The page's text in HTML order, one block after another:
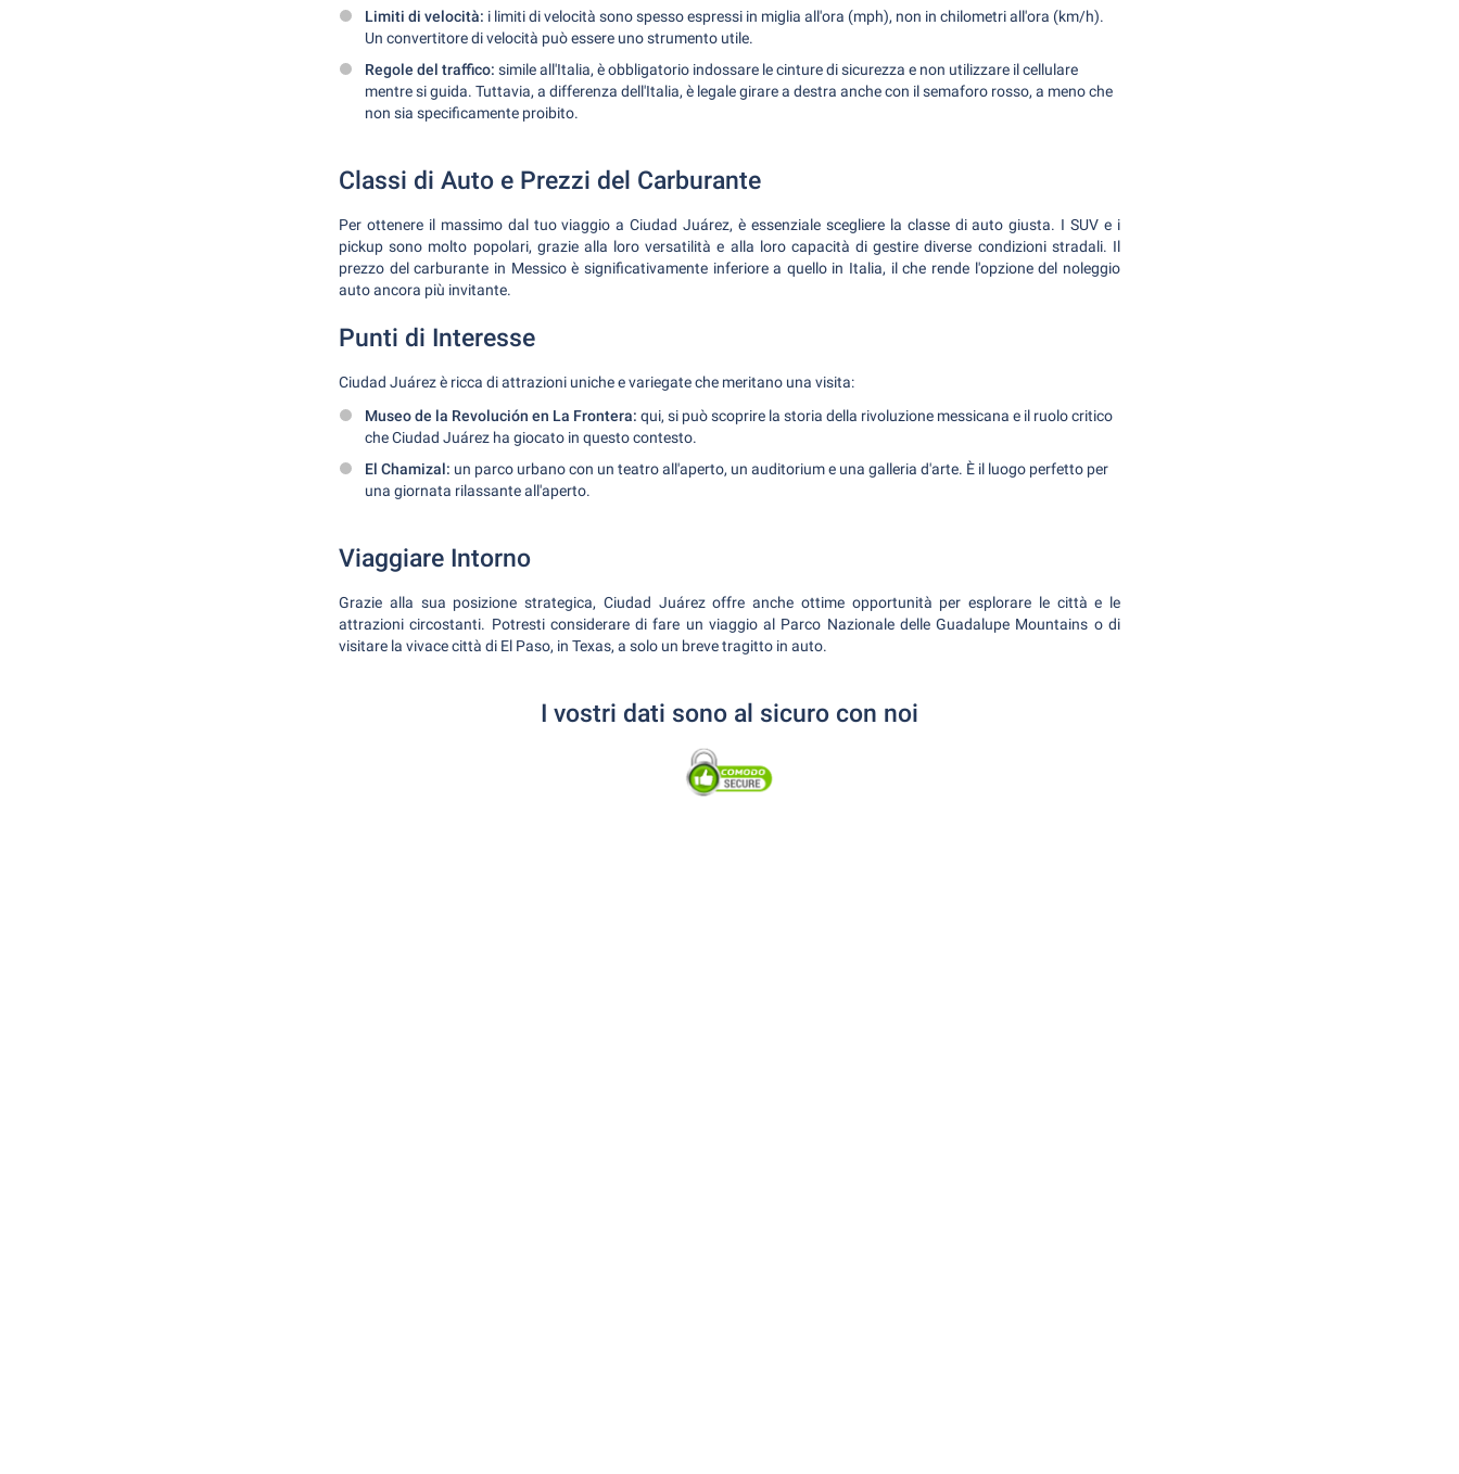
Limiti di velocità: i limiti di velocità sono spesso espressi in miglia all'ora (mph), non in chilometri all'ora (km/h).
Un convertitore di velocità può essere uno strumento utile.
Regole del traffico: simile all'Italia, è obbligatorio indossare le cinture di sicurezza e non utilizzare il cellulare
mentre si guida. Tuttavia, a differenza dell'Italia, è legale girare a destra anche con il semaforo rosso, a meno che
non sia specificamente proibito.
Classi di Auto e Prezzi del Carburante
Per ottenere il massimo dal tuo viaggio a Ciudad Juárez, è essenziale scegliere la classe di auto giusta. I SUV e i
pickup sono molto popolari, grazie alla loro versatilità e alla loro capacità di gestire diverse condizioni stradali. Il
prezzo del carburante in Messico è significativamente inferiore a quello in Italia, il che rende l'opzione del noleggio
auto ancora più invitante.
Punti di Interesse
Ciudad Juárez è ricca di attrazioni uniche e variegate che meritano una visita:
Museo de la Revolución en La Frontera: qui, si può scoprire la storia della rivoluzione messicana e il ruolo critico
che Ciudad Juárez ha giocato in questo contesto.
El Chamizal: un parco urbano con un teatro all'aperto, un auditorium e una galleria d'arte. È il luogo perfetto per
una giornata rilassante all'aperto.
Viaggiare Intorno
Grazie alla sua posizione strategica, Ciudad Juárez offre anche ottime opportunità per esplorare le città e le
attrazioni circostanti. Potresti considerare di fare un viaggio al Parco Nazionale delle Guadalupe Mountains o di
visitare la vivace città di El Paso, in Texas, a solo un breve tragitto in auto.
I vostri dati sono al sicuro con noi